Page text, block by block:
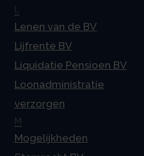
Lenen van de BV
Lijfrente BV
Liquidatie Pensioen BV
Loonadministratie
verzorgen
M
Mogelijkheden